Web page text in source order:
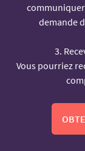
demande
3.
Vous pourriez